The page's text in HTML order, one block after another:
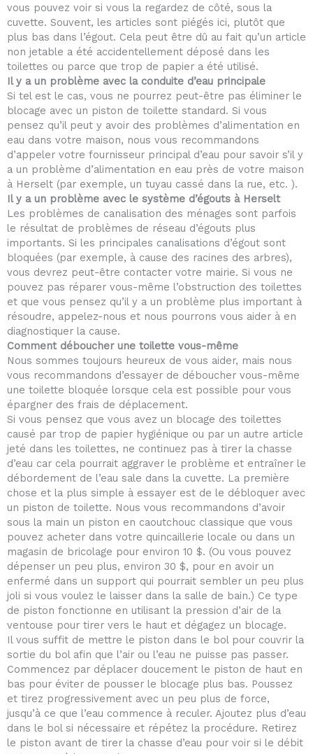
vous pouvez voir si vous la regardez de côté, sous la
cuvette. Souvent, les articles sont piégés ici, plutôt que
plus bas dans l’égout. Cela peut être dû au fait qu’un article
non jetable a été accidentellement déposé dans les
toilettes ou parce que trop de papier a été utilisé.
Il y a un problème avec la conduite d’eau principale
Si tel est le cas, vous ne pourrez peut-être pas éliminer le
blocage avec un piston de toilette standard. Si vous
pensez qu’il peut y avoir des problèmes d’alimentation en
eau dans votre maison, nous vous recommandons
d’appeler votre fournisseur principal d’eau pour savoir s’il y
a un problème d’alimentation en eau près de votre maison
à Herselt (par exemple, un tuyau cassé dans la rue, etc. ).
Il y a un problème avec le système d’égouts à Herselt
Les problèmes de canalisation des ménages sont parfois
le résultat de problèmes de réseau d’égouts plus
importants. Si les principales canalisations d’égout sont
bloquées (par exemple, à cause des racines des arbres),
vous devrez peut-être contacter votre mairie. Si vous ne
pouvez pas réparer vous-même l’obstruction des toilettes
et que vous pensez qu’il y a un problème plus important à
résoudre, appelez-nous et nous pourrons vous aider à en
diagnostiquer la cause.
Comment déboucher une toilette vous-même
Nous sommes toujours heureux de vous aider, mais nous
vous recommandons d’essayer de déboucher vous-même
une toilette bloquée lorsque cela est possible pour vous
épargner des frais de déplacement.
Si vous pensez que vous avez un blocage des toilettes
causé par trop de papier hygiénique ou par un autre article
jeté dans les toilettes, ne continuez pas à tirer la chasse
d’eau car cela pourrait aggraver le problème et entraîner le
débordement de l’eau sale dans la cuvette. La première
chose et la plus simple à essayer est de le débloquer avec
un piston de toilette. Nous vous recommandons d’avoir
sous la main un piston en caoutchouc classique que vous
pouvez acheter dans votre quincaillerie locale ou dans un
magasin de bricolage pour environ 10 $. (Ou vous pouvez
dépenser un peu plus, environ 30 $, pour en avoir un
enfermé dans un support qui pourrait sembler un peu plus
joli si vous voulez le laisser dans la salle de bain.) Ce type
de piston fonctionne en utilisant la pression d’air de la
ventouse pour tirer vers le haut et dégagez un blocage.
Il vous suffit de mettre le piston dans le bol pour couvrir la
sortie du bol afin que l’air ou l’eau ne puisse pas passer.
Commencez par déplacer doucement le piston de haut en
bas pour éviter de pousser le blocage plus bas. Poussez
et tirez progressivement avec un peu plus de force,
jusqu’à ce que l’eau commence à reculer. Ajoutez plus d’eau
dans le bol si nécessaire et répétez la procédure. Retirez
le piston avant de tirer la chasse d’eau pour voir si le débit